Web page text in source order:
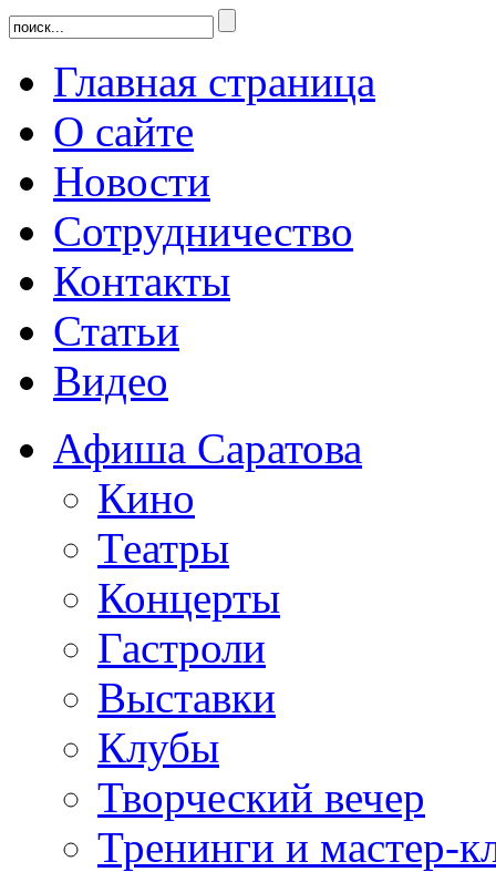
Главная страница
О сайте
Новости
Сотрудничество
Контакты
Статьи
Видео
Афиша Саратова
Кино
Театры
Концерты
Гастроли
Выставки
Клубы
Творческий вечер
Тренинги и мастер-